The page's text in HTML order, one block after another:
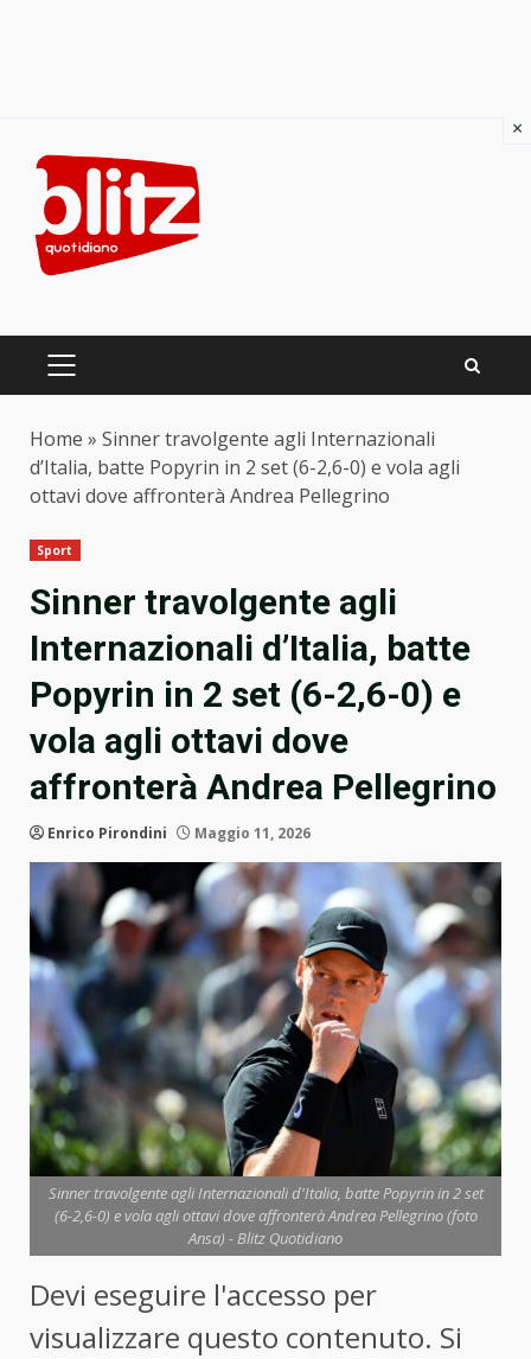
content
PRIMARY
Home » Sinner travolgente agli Internazionali
d’Italia, batte Popyrin in 2 set (6-2,6-0) e vola agli
ottavi dove affronterà Andrea Pellegrino
Sport
Sinner travolgente agli
Internazionali d’Italia, batte
Popyrin in 2 set (6-2,6-0) e
vola agli ottavi dove
affronterà Andrea Pellegrino
Enrico Pirondini Maggio 11, 2026
Sinner travolgente agli Internazionali d'Italia, batte Popyrin in 2 set
(6-2,6-0) e vola agli ottavi dove affronterà Andrea Pellegrino (foto
Ansa) - Blitz Quotidiano
Devi eseguire l'accesso per
visualizzare questo contenuto. Si
×